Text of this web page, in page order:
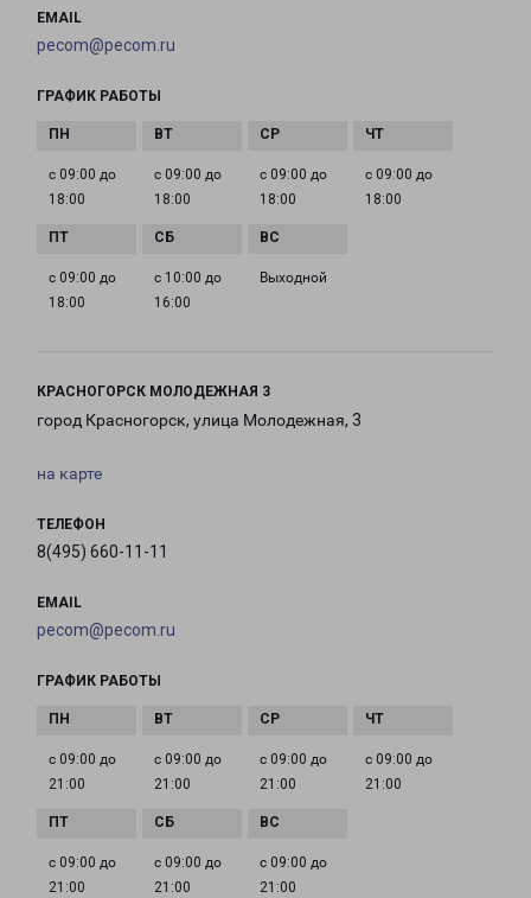
EMAIL
pecom@pecom.ru
ГРАФИК РАБОТЫ
с 09:00 до
18:00
с 09:00 до
18:00
с 09:00 до
18:00
с 09:00 до
18:00
с 09:00 до
18:00
с 10:00 до
16:00
Выходной
КРАСНОГОРСК МОЛОДЕЖНАЯ 3
город Красногорск, улица Молодежная, 3
на карте
ТЕЛЕФОН
8(495) 660-11-11
EMAIL
pecom@pecom.ru
ГРАФИК РАБОТЫ
с 09:00 до
21:00
с 09:00 до
21:00
с 09:00 до
21:00
с 09:00 до
21:00
с 09:00 до
21:00
с 09:00 до
21:00
с 09:00 до
21:00